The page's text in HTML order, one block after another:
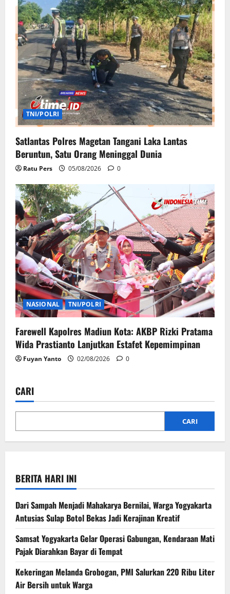
TNI/POLRI
Satlantas Polres Magetan Tangani Laka Lantas
Beruntun, Satu Orang Meninggal Dunia
Ratu Pers 05/08/2026 0
NASIONAL TNI/POLRI
Farewell Kapolres Madiun Kota: AKBP Rizki Pratama
Wida Prastianto Lanjutkan Estafet Kepemimpinan
Fuyan Yanto 02/08/2026 0
CARI
CARI
BERITA HARI INI
Dari Sampah Menjadi Mahakarya Bernilai, Warga Yogyakarta
Antusias Sulap Botol Bekas Jadi Kerajinan Kreatif
Samsat Yogyakarta Gelar Operasi Gabungan, Kendaraan Mati
Pajak Diarahkan Bayar di Tempat
Kekeringan Melanda Grobogan, PMI Salurkan 220 Ribu Liter
Air Bersih untuk Warga